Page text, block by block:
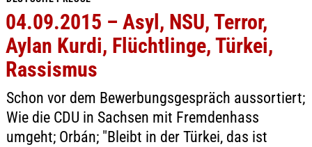
04.09.2015 – Asyl, NSU, Terror,
Aylan Kurdi, Flüchtlinge, Türkei,
Rassismus
Schon vor dem Bewerbungsgespräch aussortiert;
Wie die CDU in Sachsen mit Fremdenhass
umgeht; Orbán; "Bleibt in der Türkei, das ist